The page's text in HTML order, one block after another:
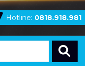
Hotline: 0818.918.981